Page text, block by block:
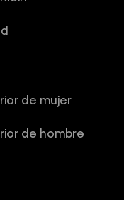
de mujer
de hombre